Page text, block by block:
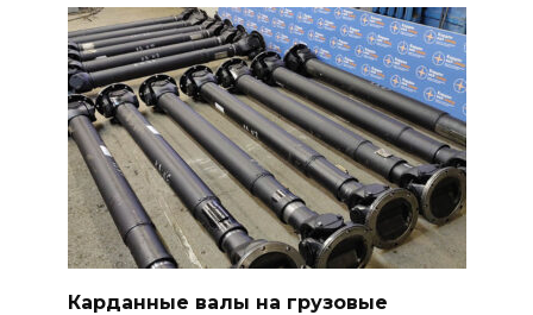
Карданные валы на грузовые